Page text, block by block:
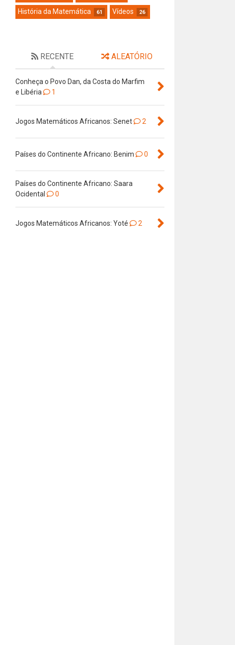
História da Matemática 61 Vídeos 26
RECENTE ALEATÓRIO
Conheça o Povo Dan, da Costa do Marfim
e Libéria
1
Jogos Matemáticos Africanos: Senet 2
Países do Continente Africano: Benim 0
Países do Continente Africano: Saara
Ocidental
0
Jogos Matemáticos Africanos: Yoté 2